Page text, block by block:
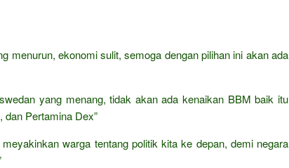
menurun, ekonomi sulit, semoga dengan pilihan ini akan ada
yang menang, tidak akan ada kenaikan BBM baik itu
dan Pertamina Dex”
warga tentang politik kita ke depan, demi negara